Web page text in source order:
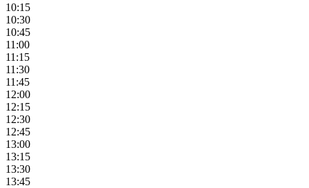
10:15
10:30
10:45
11:00
11:15
11:30
11:45
12:00
12:15
12:30
12:45
13:00
13:15
13:30
13:45